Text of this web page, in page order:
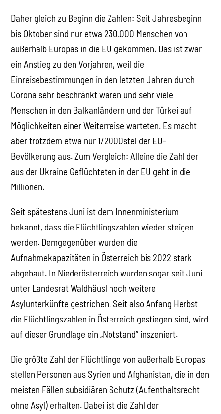
Daher gleich zu Beginn die Zahlen: Seit Jahresbeginn
bis Oktober sind nur etwa 230.000 Menschen von
außerhalb Europas in die EU gekommen. Das ist zwar
ein Anstieg zu den Vorjahren, weil die
Einreisebestimmungen in den letzten Jahren durch
Corona sehr beschränkt waren und sehr viele
Menschen in den Balkanländern und der Türkei auf
Möglichkeiten einer Weiterreise warteten. Es macht
aber trotzdem etwa nur 1/2000stel der EU-
Bevölkerung aus. Zum Vergleich: Alleine die Zahl der
aus der Ukraine Geflüchteten in der EU geht in die
Millionen.
Seit spätestens Juni ist dem Innenministerium
bekannt, dass die Flüchtlingszahlen wieder steigen
werden. Demgegenüber wurden die
Aufnahmekapazitäten in Österreich bis 2022 stark
abgebaut. In Niederösterreich wurden sogar seit Juni
unter Landesrat Waldhäusl noch weitere
Asylunterkünfte gestrichen. Seit also Anfang Herbst
die Flüchtlingszahlen in Österreich gestiegen sind, wird
auf dieser Grundlage ein „Notstand“ inszeniert.
Die größte Zahl der Flüchtlinge von außerhalb Europas
stellen Personen aus Syrien und Afghanistan, die in den
meisten Fällen subsidiären Schutz (Aufenthaltsrecht
ohne Asyl) erhalten. Dabei ist die Zahl der